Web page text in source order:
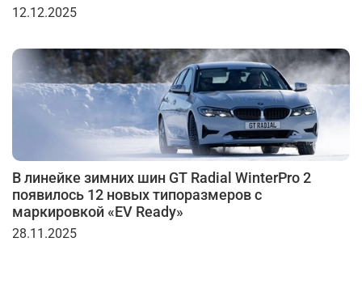
12.12.2025
В линейке зимних шин GT Radial WinterPro 2
появилось 12 новых типоразмеров с
маркировкой «EV Ready»
28.11.2025